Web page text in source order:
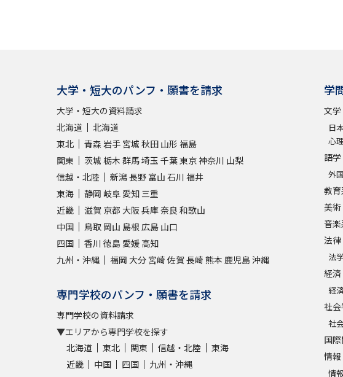
大学・短大のパンフ・願書を請求
大学・短大の資料請求
北海道
北海道
東北
青森 岩手 宮城 秋田 山形 福島
関東
茨城 栃木 群馬埼玉 千葉東京神奈川 山梨
信越・北陸
新潟長野 富山 石川 福井
東海
静岡 岐阜 愛知 三重
近畿
滋賀 京都 大阪兵庫奈良 和歌山
中国
鳥取 岡山 島根 広島 山口
四国
香川 徳島 愛媛 高知
九州・沖縄
福岡 大分 宮崎 佐賀 長崎 熊本 鹿児島沖縄
専門学校のパンフ・願書を請求
専門学校の資料請求
▼エリアから専門学校を探す
北海道
東北 関東 信越・北陸
東海
近畿
中国 四国 九州・沖縄
学
文
日
心
語
外
教
美
音
法
法
経
経
社
社
国
情
情